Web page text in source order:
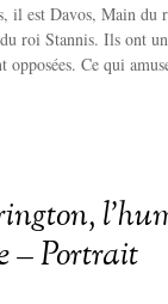
il est Davos, Main du
roi Stannis. Ils ont
opposées. Ce qui
– Portrait